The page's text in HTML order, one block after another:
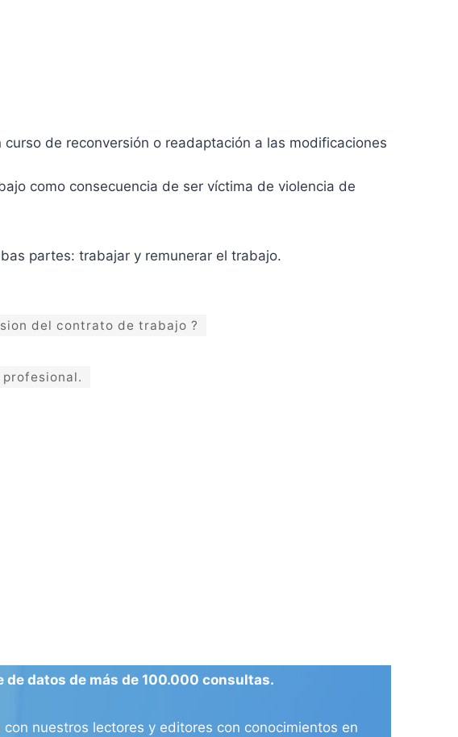
de reconversión o readaptación a las modificaciones
como consecuencia de ser víctima de violencia de
partes: trabajar y remunerar el trabajo.
del contrato de trabajo ?
datos de más de 100.000 consultas.
nuestros lectores y editores con conocimientos en